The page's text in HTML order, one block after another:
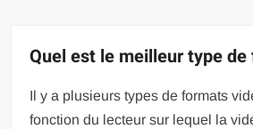
Quel est le meilleur type
Il y a plusieurs types de formats
fonction du lecteur sur lequel la